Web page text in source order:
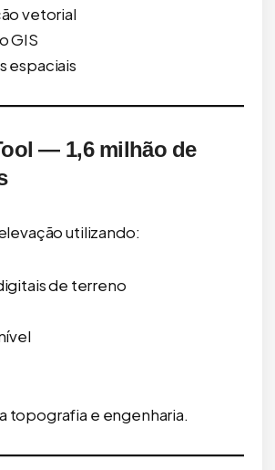
vetorial
GIS
espaciais
— 1,6 milhão de
utilizando:
de terreno
topografia e engenharia.